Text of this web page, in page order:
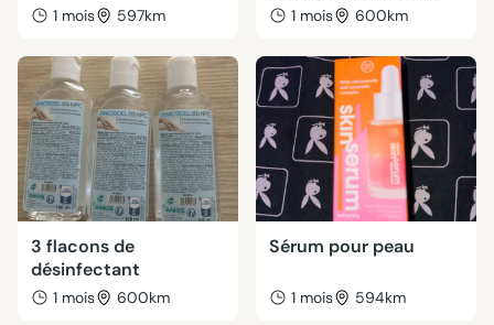
1 mois 597km 1 mois 600km
3 flacons de
désinfectant
1 mois 600km
Sérum pour peau
1 mois 594km